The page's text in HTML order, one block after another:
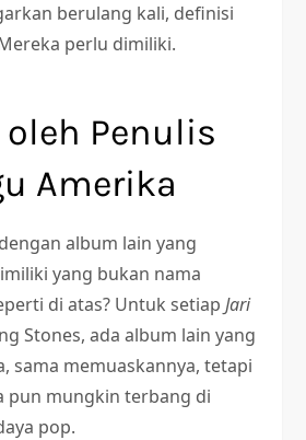
berulang kali, definisi
perlu dimiliki.
oleh Penulis
Amerika
album lain yang
yang bukan nama
di atas? Untuk setiapJari
Stones, ada album lain yang
sama memuaskannya, tetapi
pun mungkin terbang di
pop.